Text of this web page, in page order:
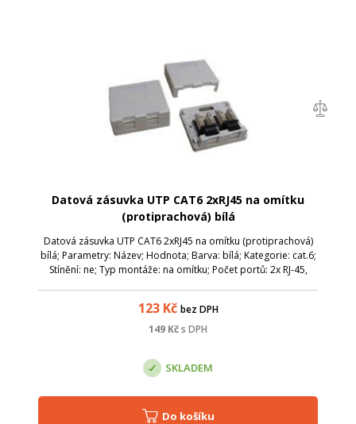
Datová zásuvka UTP CAT6 2xRJ45 na omítku
(protiprachová) bílá
Datová zásuvka UTP CAT6 2xRJ45 na omítku (protiprachová)
bílá; Parametry: Název; Hodnota; Barva: bílá; Kategorie: cat.6;
Stínění: ne; Typ montáže: na omítku; Počet portů: 2x RJ-45,
123Kč bez DPH
149 Kčs DPH
SKLADEM
Do košíku